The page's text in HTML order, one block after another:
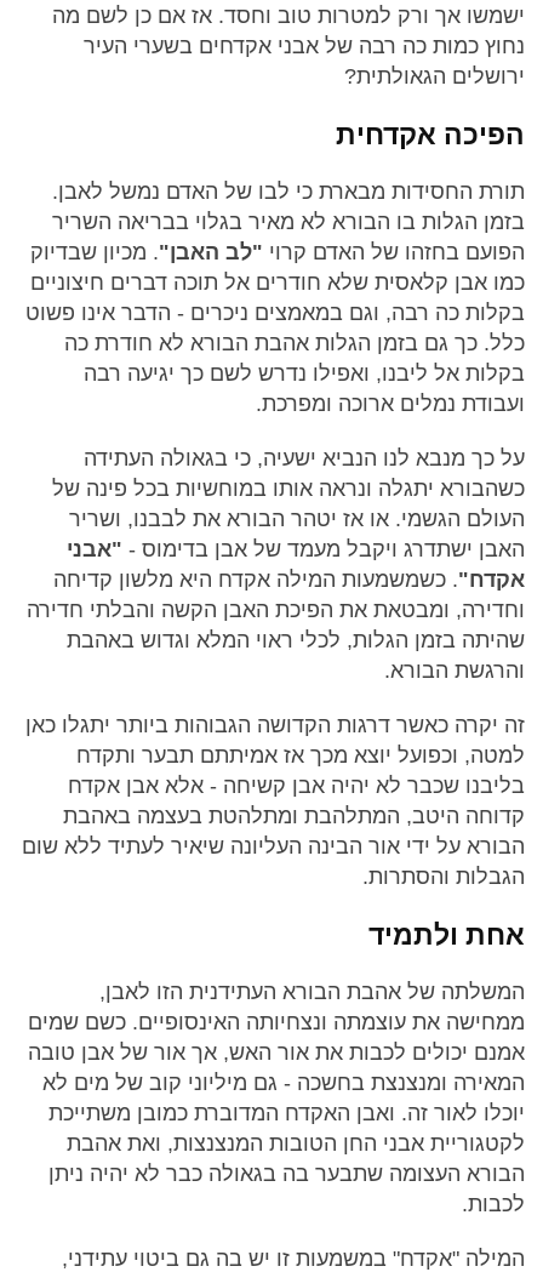
ישמשו אך ורק למטרות טוב וחסד. אז אם כן לשם מה
נחוץ כמות כה רבה של אבני אקדחים בשערי העיר
ירושלים הגאולתית?
הפיכה אקדחית
תורת החסידות מבארת כי לבו של האדם נמשל לאבן.
בזמן הגלות בו הבורא לא מאיר בגלוי בבריאה השריר
הפועם בחזהו של האדם קרוי "לב האבן". מכיון שבדיוק
כמו אבן קלאסית שלא חודרים אל תוכה דברים חיצוניים
בקלות כה רבה, וגם במאמצים ניכרים - הדבר אינו פשוט
כלל. כך גם בזמן הגלות אהבת הבורא לא חודרת כה
בקלות אל ליבנו, ואפילו נדרש לשם כך יגיעה רבה
ועבודת נמלים ארוכה ומפרכת.
על כך מנבא לנו הנביא ישעיה, כי בגאולה העתידה
כשהבורא יתגלה ונראה אותו במוחשיות בכל פינה של
העולם הגשמי. או אז יטהר הבורא את לבבנו, ושריר
האבן ישתדרג ויקבל מעמד של אבן בדימוס - "אבני
אקדח". כשמשמעות המילה אקדח היא מלשון קדיחה
וחדירה, ומבטאת את הפיכת האבן הקשה והבלתי חדירה
שהיתה בזמן הגלות, לכלי ראוי המלא וגדוש באהבת
והרגשת הבורא.
זה יקרה כאשר דרגות הקדושה הגבוהות ביותר יתגלו כאן
למטה, וכפועל יוצא מכך אז אמיתתם תבער ותקדח
בליבנו שכבר לא יהיה אבן קשיחה - אלא אבן אקדח
קדוחה היטב, המתלהבת ומתלהטת בעצמה באהבת
הבורא על ידי אור הבינה העליונה שיאיר לעתיד ללא שום
הגבלות והסתרות.
אחת ולתמיד
המשלתה של אהבת הבורא העתידנית הזו לאבן,
ממחישה את עוצמתה ונצחיותה האינסופיים. כשם שמים
אמנם יכולים לכבות את אור האש, אך אור של אבן טובה
המאירה ומנצנצת בחשכה - גם מיליוני קוב של מים לא
יוכלו לאור זה. ואבן האקדח המדוברת כמובן משתייכת
לקטגוריית אבני החן הטובות המנצנצות, ואת אהבת
הבורא העצומה שתבער בה בגאולה כבר לא יהיה ניתן
לכבות.
המילה "אקדח" במשמעות זו יש בה גם ביטוי עתידני,